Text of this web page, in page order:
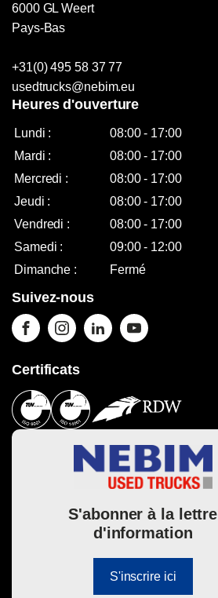
6000 GL Weert
Pays-Bas
+31(0) 495 58 37 77
usedtrucks@nebim.eu
Heures d'ouverture
Lundi :
08:00 - 17:00
Mardi :
08:00 - 17:00
Mercredi :
08:00 - 17:00
Jeudi :
08:00 - 17:00
Vendredi :
08:00 - 17:00
Samedi :
09:00 - 12:00
Dimanche :
Fermé
Suivez-nous
Certificats
S'abonner à la lettre
d'information
S'inscrire ici